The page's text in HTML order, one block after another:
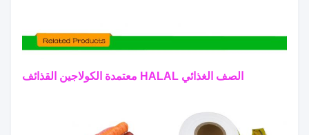
الصف الغذائي HALAL معتمدة الكولاجين القذائف